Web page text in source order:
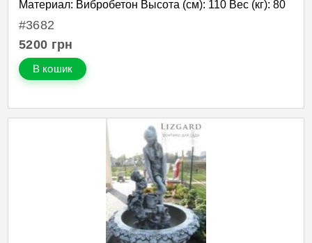
Материал: Вибробетон Высота (см): 110 Вес (кг): 80
#3682
5200 грн
В кошик